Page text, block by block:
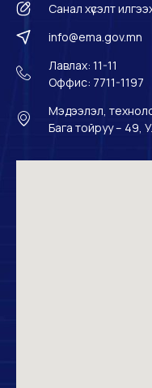
Санал хүсэлт
info@ema.gov.mn
Лавлах: 11-11
Оффис: 7711-1197
Мэдээлэл,
Бага тойруу – 49,